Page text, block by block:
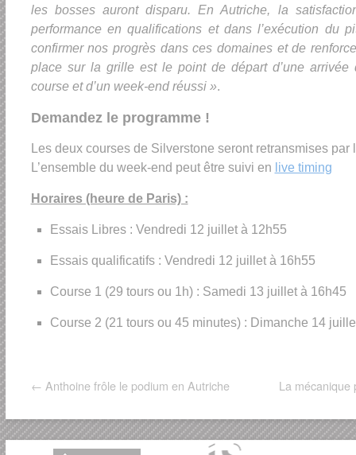
les bosses auront disparu. En Autriche, la
performance en qualifications et dans l’exécution du
confirmer nos progrès dans ces domaines et de
place sur la grille est le point de départ d’une
course et d’un week-end réussi ».
Demandez le programme !
Les deux courses de Silverstone seront retransmises par
L’ensemble du week-end peut être suivi en live timing
Horaires (heure de Paris) :
Essais Libres : Vendredi 12 juillet à 12h55
Essais qualificatifs : Vendredi 12 juillet à 16h55
Course 1 (29 tours ou 1h) : Samedi 13 juillet à 16h45
Course 2 (21 tours ou 45 minutes) : Dimanche 14
← Anthoine frôle le podium en Autriche La mécanique